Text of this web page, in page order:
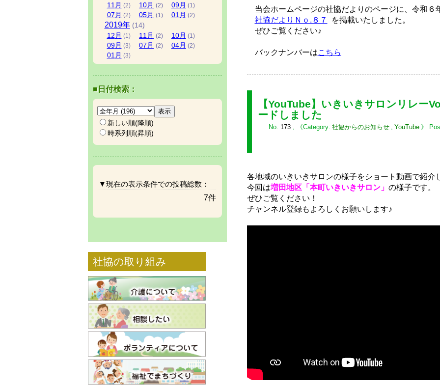
当会ホームページの社協だよりのページに、令和６
社協だよりＮｏ.８７
を掲載いたしました。
ぜひご覧ください♪
バックナンバーはこちら
【YouTube】いきいきサロンリレー
ードしました
No. 173, 社協からのお知らせ YouTube
各地域のいきいきサロンの様子をショート動画で紹介
今回は増田地区「本町いきいきサロン」 の様子です。
ぜひご覧ください！
チャンネル登録もよろしくお願いします♪
11 月 (2) 10月 (2) 09月 (1)
07 月 (2) 05月 (1) 01 月 (2)
2019年 (14)
12 月 (1) 11 月 (2) 10月 (1)
09月 (3) 07 月 (2) 04月 (2)
01 月 (3)
■日付検索：
新しい順(降順)
時系列順(昇順)
▼現在の表示条件での投稿総数：
7件
社協の取り組み